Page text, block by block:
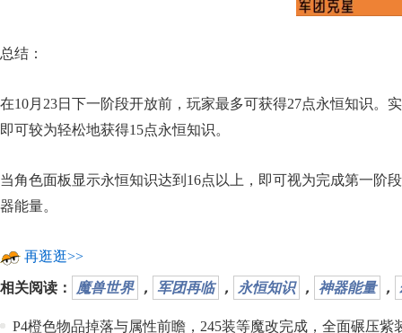
总结：
在10月23日下一阶段开放前，玩家最多可获得27点永恒知识
即可较为轻松地获得15点永恒知识。
当角色面板显示永恒知识达到16点以上，即可视为完成第一阶
器能量。
再逛逛>>
相关阅读： 魔兽世界 ， 军团再临 ， 永恒知识 ， 神器能量 ，
P4橙色物品掉落与属性前瞻，245装等魔改完成，全面碾压紫